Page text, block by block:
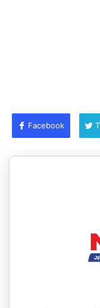
Facebook